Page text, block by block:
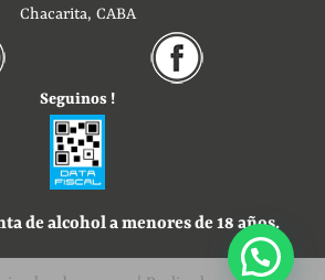
Chacarita, CABA
Seguinos !
de alcohol a menores de 18 años.